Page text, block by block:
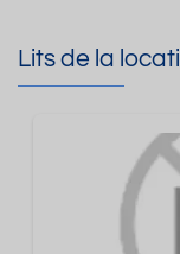
Lits de la